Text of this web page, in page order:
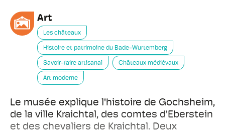
PRÉCÉDENT
SUIVANT
Art
Les châteaux
Histoire et patrimoine du Bade-Wurtemberg
Savoir-faire artisanal Châteaux médiévaux
Art moderne
Le musée explique l'histoire de Gochsheim,
de la ville Kraichtal, des comtes d'Eberstein
et des chevaliers de Kraichtal. Deux